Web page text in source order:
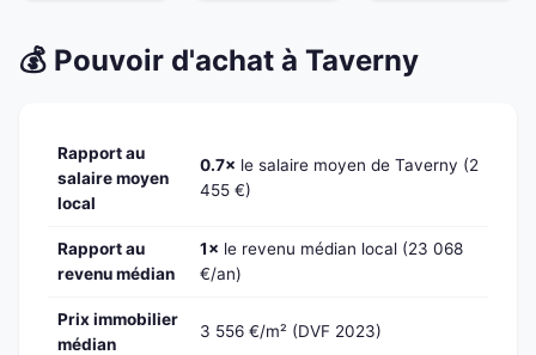
💰 Pouvoir d'achat à Taverny
Rapport au
salaire moyen
local
0.7× le salaire moyen de Taverny (2
455 €)
Rapport au
revenu médian
1× le revenu médian local (23 068
€/an)
Prix immobilier
médian
3 556 €/m² (DVF 2023)